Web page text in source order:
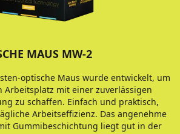
MAUS MW-2
optische Maus wurde entwickelt, um
Arbeitsplatz mit einer zuverlässigen
zu schaffen. Einfach und praktisch,
Arbeitseffizienz. Das angenehme
Gummibeschichtung liegt gut in der